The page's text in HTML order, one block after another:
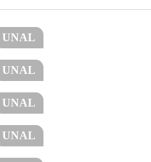
UNAL
UNAL
UNAL
UNAL